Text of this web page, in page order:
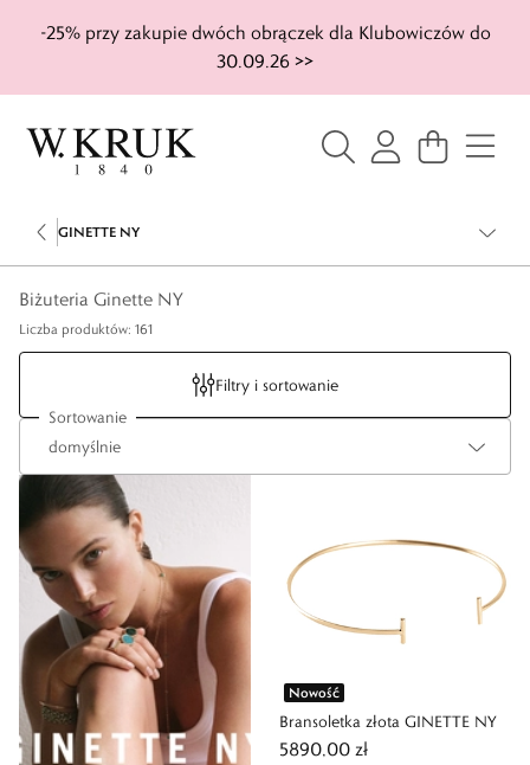
-25% przy zakupie dwóch obrączek dla Klubowiczów do
30.09.26 >>
GINETTE NY
Biżuteria Ginette NY
Liczba produktów: 161
Filtry i sortowanie
Sortowanie
Nowość
Bransoletka złota GINETTE NY
5890,00 zł